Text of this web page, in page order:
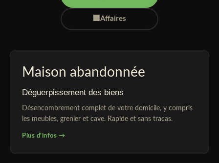
Affaires
Maison abandonnée
Déguerpissement des biens
Désencombrement complet de votre domicile, y compris
les meubles, grenier et cave. Rapide et sans tracas.
Plus d'infos →